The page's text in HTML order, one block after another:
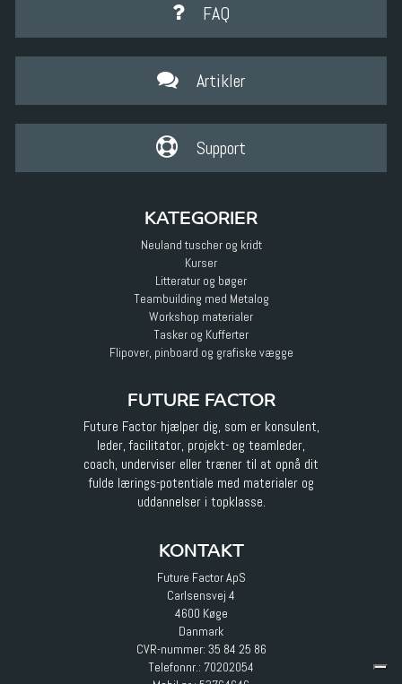
FAQ
Artikler
Support
KATEGORIER
Neuland tuscher og kridt
Kurser
Litteratur og bøger
Teambuilding med Metalog
Workshop materialer
Tasker og Kufferter
Flipover, pinboard og grafiske vægge
FUTURE FACTOR
Future Factor hjælper dig, som er konsulent,
leder, facilitator, projekt- og teamleder,
coach, underviser eller træner til at opnå dit
fulde lærings-potentiale med materialer og
uddannelser i topklasse.
KONTAKT
Future Factor ApS
Carlsensvej 4
4600 Køge
Danmark
CVR-nummer: 35 84 25 86
Telefonnr.: 70202054